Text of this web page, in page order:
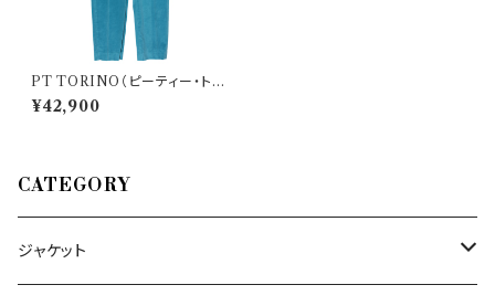
PT TORINO（ピーティー・トリ
ノ） パンツ Edge 33604
¥42,900
CATEGORY
ジャケット